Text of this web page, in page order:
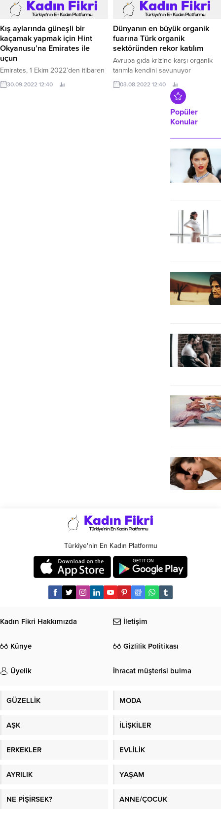
hasarın oluştuğu afet sonrasında,
Ayvalık’a acil olarak iki yanaşma
yerinin yapılması konusunda,
Ayvalık Belediye Başkanı Mesut
Ergin’in göreve geldikten sonra
başlattığı çalışmalar hız kazandı.
Kış aylarında güneşli bir
kaçamak yapmak için Hint
Okyanusu’na Emirates ile
uçun
Emirates, 1 Ekim 2022’den itibaren
Dünyanın en büyük organik
fuarına Türk organik
sektöründen rekor katılım
Avrupa gıda krizine karşı organik
tarımla kendini savunuyor
Ekolojik üretici ve ürünlerin
yaygınlaşmasını odağına alan
dünyanın en büyük organik gıda ve
doğal ürünler fuarı BioFach, 31’inci
arasında Almanya’nın Nürnberg
kentinde düzenlendi.
Popüler
Türkiye'nin En Kadın Platformu